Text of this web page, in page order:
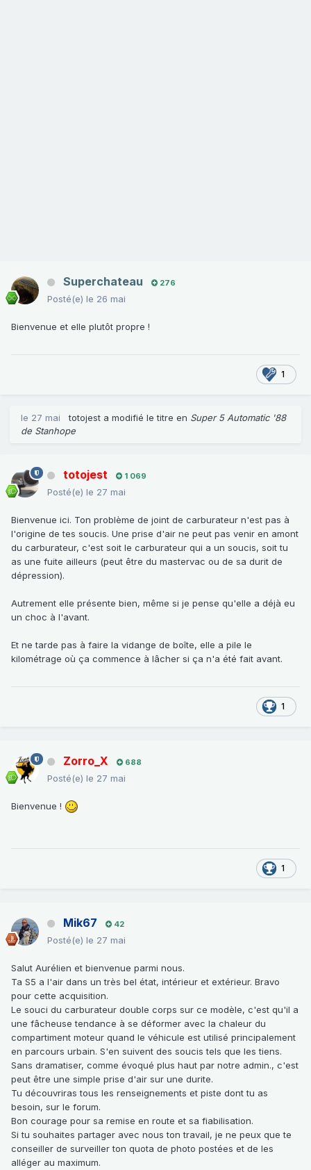
Superchateau 276
Posté(e) le 26 mai
Bienvenue et elle plutôt propre !
1
le 27 mai totojest a modifié le titre en Super 5 Automatic '88
de Stanhope
totojest 1 069
Posté(e) le 27 mai
Bienvenue ici. Ton problème de joint de carburateur n'est pas à
l'origine de tes soucis. Une prise d'air ne peut pas venir en amont
du carburateur, c'est soit le carburateur qui a un soucis, soit tu
as une fuite ailleurs (peut être du mastervac ou de sa durit de
dépression).
Autrement elle présente bien, même si je pense qu'elle a déjà eu
un choc à l'avant.
Et ne tarde pas à faire la vidange de boîte, elle a pile le
kilométrage où ça commence à lâcher si ça n'a été fait avant.
1
Zorro_X 688
Posté(e) le 27 mai
Bienvenue !
1
Mik67 42
Posté(e) le 27 mai
Salut Aurélien et bienvenue parmi nous.
Ta S5 a l'air dans un très bel état, intérieur et extérieur. Bravo
pour cette acquisition.
Le souci du carburateur double corps sur ce modèle, c'est qu'il a
une fâcheuse tendance à se déformer avec la chaleur du
compartiment moteur quand le véhicule est utilisé principalement
en parcours urbain. S'en suivent des soucis tels que les tiens.
Sans dramatiser, comme évoqué plus haut par notre admin., c'est
peut être une simple prise d'air sur une durite.
Tu découvriras tous les renseignements et piste dont tu as
besoin, sur le forum.
Bon courage pour sa remise en route et sa fiabilisation.
Si tu souhaites partager avec nous ton travail, je ne peux que te
conseiller de surveiller ton quota de photo postées et de les
alléger au maximum.